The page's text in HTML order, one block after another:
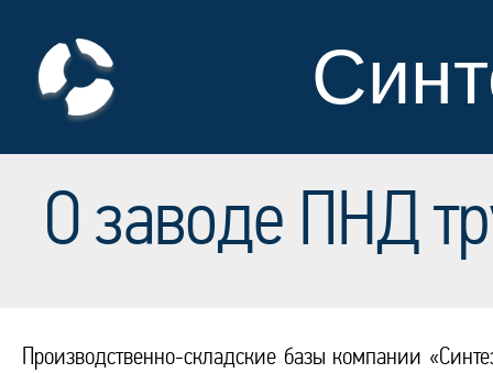
О заводе ПНД
Производственно-складские базы компании